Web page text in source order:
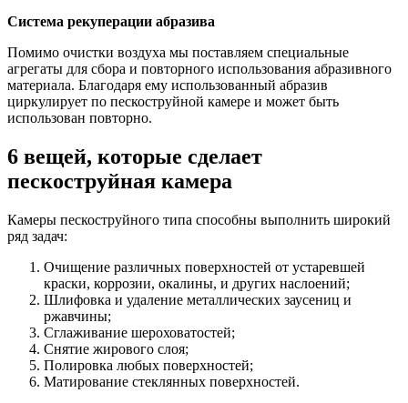
Система рекуперации абразива
Помимо очистки воздуха мы поставляем специальные
агрегаты для сбора и повторного использования абразивного
материала. Благодаря ему использованный абразив
циркулирует по пескоструйной камере и может быть
использован повторно.
6 вещей, которые сделает
пескоструйная камера
Камеры пескоструйного типа способны выполнить широкий
ряд задач:
Очищение различных поверхностей от устаревшей
краски, коррозии, окалины, и других наслоений;
Шлифовка и удаление металлических заусениц и
ржавчины;
Сглаживание шероховатостей;
Снятие жирового слоя;
Полировка любых поверхностей;
Матирование стеклянных поверхностей.